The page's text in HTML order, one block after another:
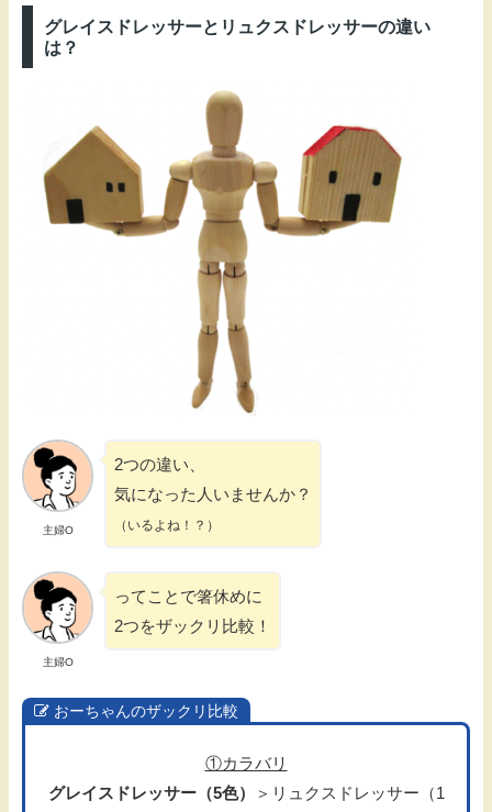
グレイスドレッサーとリュクスドレッサーの違い
は？
主婦O
2つの違い、
気になった人いませんか？
（いるよね！？）
主婦O
ってことで箸休めに
2つをザックリ比較！
おーちゃんのザックリ比較
①カラバリ
グレイスドレッサー（5色）
＞リュクスドレッサー（1